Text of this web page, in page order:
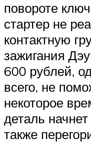
повороте
стартер не
контактную
зажигания
600 рублей,
всего, не
некоторое
деталь
также